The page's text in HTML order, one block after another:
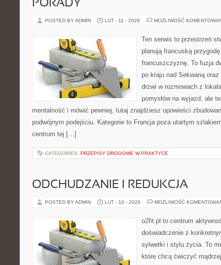
PORADY
POSTED BY ADMIN LUT - 11 - 2026 MOŻLIWOŚĆ
Ten serwis to przestrzeń
planują francuską
francuszczyznę. To fuzja
po kraju nad Sekwaną
drzwi w rozmowach z
pomysłów na wyjazd, ale
mentalność i mówić pewniej, tutaj znajdziesz opowieści
podwójnym podejściu. Kategorie to Francja poza utartym
centrum tej […]
CATEGORIES: PRZEPISY DROGOWE W PRAKTYCE
ODCHUDZANIE I REDUKCJA
POSTED BY ADMIN LUT - 10 - 2026 MOŻLIWOŚĆ
o2fit.pl to centrum
doświadczenie z
sylwetki i stylu życia. To
które chcą ćwiczyć